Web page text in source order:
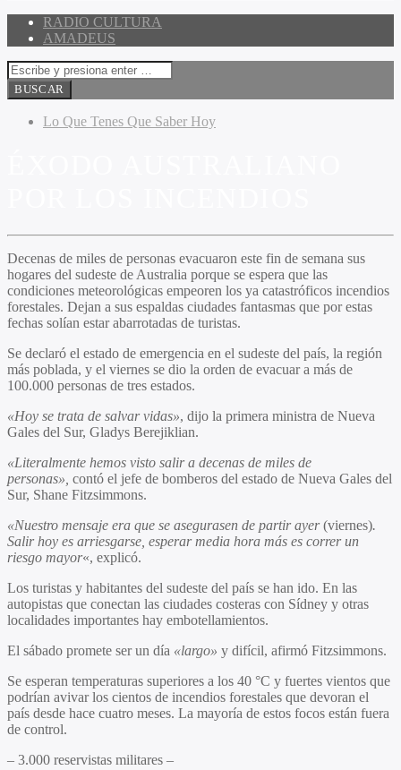
RADIO CULTURA
AMADEUS
Lo Que Tenes Que Saber Hoy
Decenas de miles de personas evacuaron este fin de semana sus
hogares del sudeste de Australia porque se espera que las
condiciones meteorológicas empeoren los ya catastróficos incendios
forestales. Dejan a sus espaldas ciudades fantasmas que por estas
fechas solían estar abarrotadas de turistas.
Se declaró el estado de emergencia en el sudeste del país, la región
más poblada, y el viernes se dio la orden de evacuar a más de
100.000 personas de tres estados.
«Hoy se trata de salvar vidas», dijo la primera ministra de Nueva
Gales del Sur, Gladys Berejiklian.
«Literalmente hemos visto salir a decenas de miles de
personas», contó el jefe de bomberos del estado de Nueva Gales del
Sur, Shane Fitzsimmons.
«Nuestro mensaje era que se asegurasen de partir ayer(viernes).
Salir hoy es arriesgarse, esperar media hora más es correr un
riesgo mayor«, explicó.
Los turistas y habitantes del sudeste del país se han ido. En las
autopistas que conectan las ciudades costeras con Sídney y otras
localidades importantes hay embotellamientos.
El sábado promete ser un día «largo» y difícil, afirmó Fitzsimmons.
Se esperan temperaturas superiores a los 40 °C y fuertes vientos que
podrían avivar los cientos de incendios forestales que devoran el
país desde hace cuatro meses. La mayoría de estos focos están fuera
de control.
– 3.000 reservistas militares –